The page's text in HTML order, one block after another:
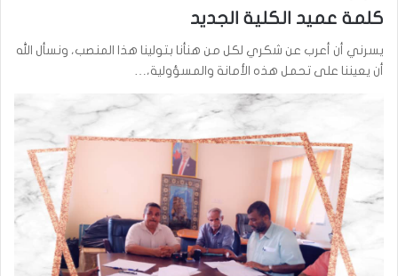
كلمة عميد الكلية الجديد
يسرني أن أعرب عن شكري لكل من هنأنا بتولينا هذا المنصب، ونسأل الله
أن يعيننا على تحمل هذه الأمانة والمسؤولية،…